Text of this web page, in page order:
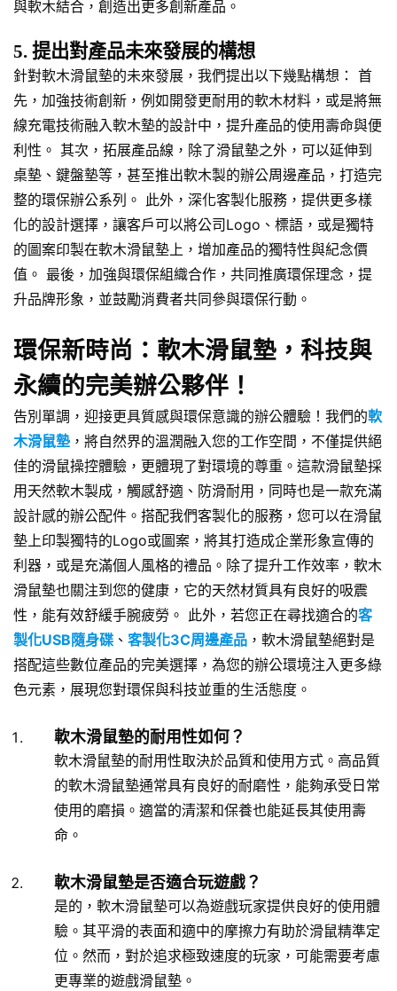
與軟木結合，創造出更多創新產品。
5. 提出對產品未來發展的構想
針對軟木滑鼠墊的未來發展，我們提出以下幾點構想： 首
先，加強技術創新，例如開發更耐用的軟木材料，或是將無
線充電技術融入軟木墊的設計中，提升產品的使用壽命與便
利性。 其次，拓展產品線，除了滑鼠墊之外，可以延伸到
桌墊、鍵盤墊等，甚至推出軟木製的辦公周邊產品，打造完
整的環保辦公系列。 此外，深化客製化服務，提供更多樣
化的設計選擇，讓客戶可以將公司Logo、標語，或是獨特
的圖案印製在軟木滑鼠墊上，增加產品的獨特性與紀念價
值。 最後，加強與環保組織合作，共同推廣環保理念，提
升品牌形象，並鼓勵消費者共同參與環保行動。
環保新時尚：軟木滑鼠墊，科技與
永續的完美辦公夥伴！
告別單調，迎接更具質感與環保意識的辦公體驗！我們的軟
木滑鼠墊，將自然界的溫潤融入您的工作空間，不僅提供絕
佳的滑鼠操控體驗，更體現了對環境的尊重。這款滑鼠墊採
用天然軟木製成，觸感舒適、防滑耐用，同時也是一款充滿
設計感的辦公配件。搭配我們客製化的服務，您可以在滑鼠
墊上印製獨特的Logo或圖案，將其打造成企業形象宣傳的
利器，或是充滿個人風格的禮品。除了提升工作效率，軟木
滑鼠墊也關注到您的健康，它的天然材質具有良好的吸震
性，能有效舒緩手腕疲勞。 此外，若您正在尋找適合的客
製化USB隨身碟 、 客製化3C周邊產品 ，軟木滑鼠墊絕對是
搭配這些數位產品的完美選擇，為您的辦公環境注入更多綠
色元素，展現您對環保與科技並重的生活態度。
軟木滑鼠墊的耐用性如何？
軟木滑鼠墊的耐用性取決於品質和使用方式。高品質
的軟木滑鼠墊通常具有良好的耐磨性，能夠承受日常
使用的磨損。適當的清潔和保養也能延長其使用壽
命。
軟木滑鼠墊是否適合玩遊戲？
是的，軟木滑鼠墊可以為遊戲玩家提供良好的使用體
驗。其平滑的表面和適中的摩擦力有助於滑鼠精準定
位。然而，對於追求極致速度的玩家，可能需要考慮
更專業的遊戲滑鼠墊。